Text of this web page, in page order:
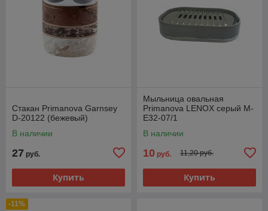
Стакан Primanova Garnsey
D-20122 (бежевый)
В наличии
27 руб.
Купить
Мыльница овальная
Primanova LENOX серый M-
E32-07/1
В наличии
10 руб. 11,20 руб.
Купить
-11%